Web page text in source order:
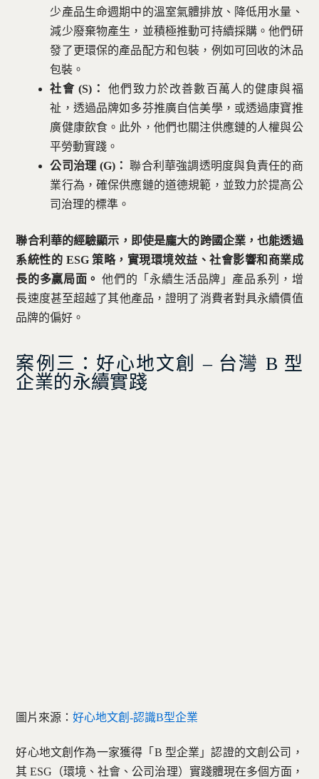
少產品生命週期中的溫室氣體排放、降低用水量、
減少廢棄物產生，並積極推動可持續採購。他們研
發了更環保的產品配方和包裝，例如可回收的沐品
包裝。
社會 (S)：
他們致力於改善數百萬人的健康與福
祉，透過品牌如多芬推廣自信美學，或透過康寶推
廣健康飲食。此外，他們也關注供應鏈的人權與公
平勞動實踐。
公司治理 (G)： 聯合利華強調透明度與負責任的商
業行為，確保供應鏈的道德規範，並致力於提高公
司治理的標準。
聯合利華的經驗顯示，即使是龐大的跨國企業，也能透過
系統性的 ESG 策略，實現環境效益、社會影響和商業成
長的多贏局面。 他們的「永續生活品牌」產品系列，增
長速度甚至超越了其他產品，證明了消費者對具永續價值
品牌的偏好。
案例三：好心地文創 – 台灣 B 型
企業的永續實踐
圖片來源：好心地文創-認識B型企業
好心地文創作為一家獲得「B 型企業」認證的文創公司，
其 ESG（環境、社會、公司治理）實踐體現在多個方面，